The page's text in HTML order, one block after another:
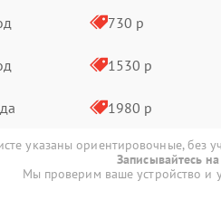
730 р
1530 р
1980 р
указаны ориентировочные, без
Записывайтесь
Мы проверим ваше устройство и